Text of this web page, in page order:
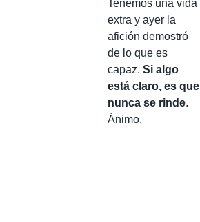
Tenemos una vida
extra y ayer la
afición demostró
de lo que es
capaz. Si algo
está claro, es que
nunca se rinde.
Ánimo.